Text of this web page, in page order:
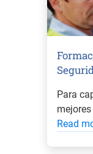
Para
Read